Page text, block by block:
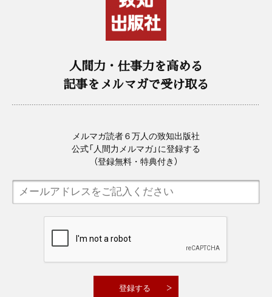
人間力・仕事力を高める
記事をメルマガで受け取る
メルマガ読者６万人の致知出版社
公式「人間力メルマガ」に登録する
（登録無料・特典付き）